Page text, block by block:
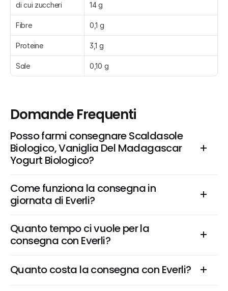
di cui zuccheri 14 g
Fibre 0,1 g
Proteine 3,1 g
Sale 0,10 g
Domande Frequenti
Posso farmi consegnare Scaldasole
Biologico, Vaniglia Del Madagascar
Yogurt Biologico?
Come funziona la consegna in
giornata di Everli?
Quanto tempo ci vuole per la
consegna con Everli?
Quanto costa la consegna con Everli?